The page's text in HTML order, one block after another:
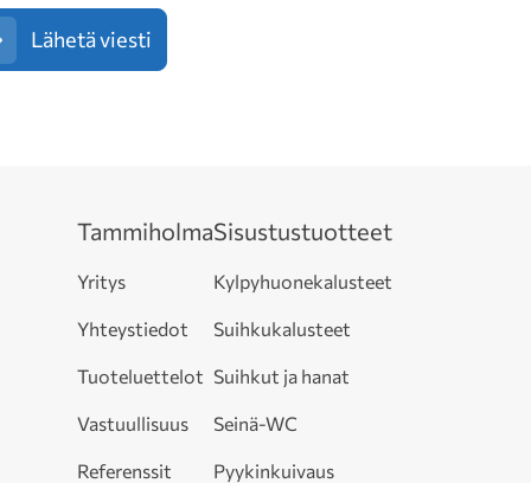
Lähetä viesti
Tammiholma
Yritys
Yhteystiedot
Tuoteluettelot
Vastuullisuus
Referenssit
Sisustustuotteet
Kylpyhuonekalusteet
Suihkukalusteet
Suihkut ja hanat
Seinä-WC
Pyykinkuivaus